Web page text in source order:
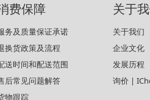
费保障
务及质量保证承诺
换货政策及流程
送时间和配送范围
后常见问题解答
物跟踪
关于
关于我们
企业文化
发展历程
询价 |